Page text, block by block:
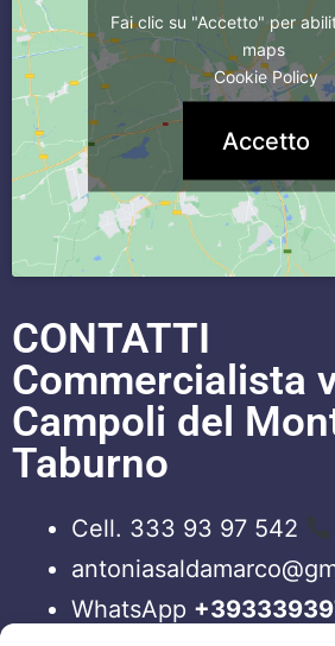
Fai clic su "Accetto" per
maps
Cookie Policy
Accetto
CONTATTI
Commercialista
Campoli del
Taburno
Cell. 333 93 97 542
WhatsApp